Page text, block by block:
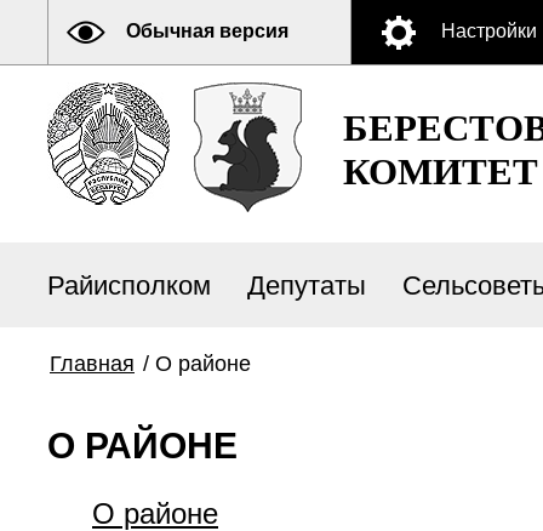
Обычная версия Настройки
КОМИТЕТ
Райисполком Депутаты
Главная / О районе
О РАЙОНЕ
О районе